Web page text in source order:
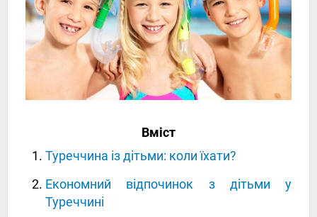
Вміст
Туреччина із дітьми: коли їхати?
Економний відпочинок з дітьми у
Туреччині